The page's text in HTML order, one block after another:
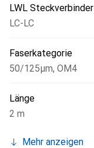
LWL Steckverbinder
LC-LC
Faserkategorie
50/125µm, OM4
Länge
2 m
Mehr anzeigen